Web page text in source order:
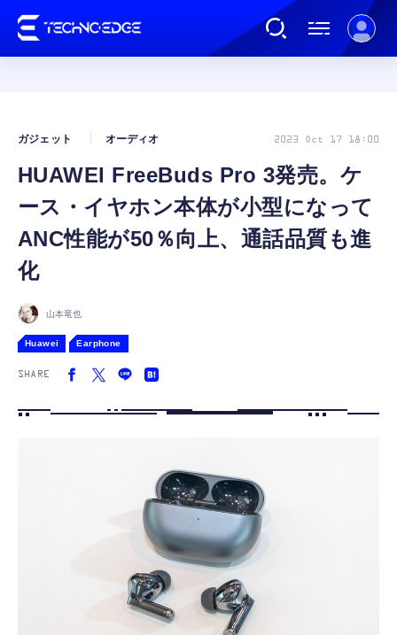
AI
ガジェット
HUAWEI FreeBuds Pro 3発売。ケ
ース・イヤホン本体が小型になって
ANC性能が50％向上、通話品質も進
化
ガジェット オーディオ 2023 Oct 17 18:00
山本竜也
Huawei Earphone
SHARE